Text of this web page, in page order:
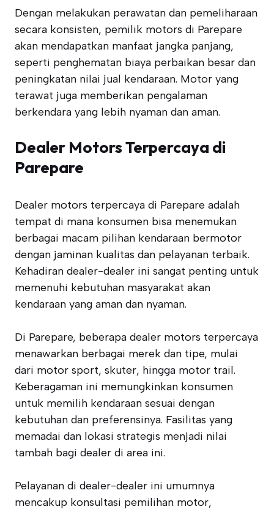
Dengan melakukan perawatan dan pemeliharaan
secara konsisten, pemilik motors di Parepare
akan mendapatkan manfaat jangka panjang,
seperti penghematan biaya perbaikan besar dan
peningkatan nilai jual kendaraan. Motor yang
terawat juga memberikan pengalaman
berkendara yang lebih nyaman dan aman.
Dealer Motors Terpercaya di
Parepare
Dealer motors terpercaya di Parepare adalah
tempat di mana konsumen bisa menemukan
berbagai macam pilihan kendaraan bermotor
dengan jaminan kualitas dan pelayanan terbaik.
Kehadiran dealer-dealer ini sangat penting untuk
memenuhi kebutuhan masyarakat akan
kendaraan yang aman dan nyaman.
Di Parepare, beberapa dealer motors terpercaya
menawarkan berbagai merek dan tipe, mulai
dari motor sport, skuter, hingga motor trail.
Keberagaman ini memungkinkan konsumen
untuk memilih kendaraan sesuai dengan
kebutuhan dan preferensinya. Fasilitas yang
memadai dan lokasi strategis menjadi nilai
tambah bagi dealer di area ini.
Pelayanan di dealer-dealer ini umumnya
mencakup konsultasi pemilihan motor,